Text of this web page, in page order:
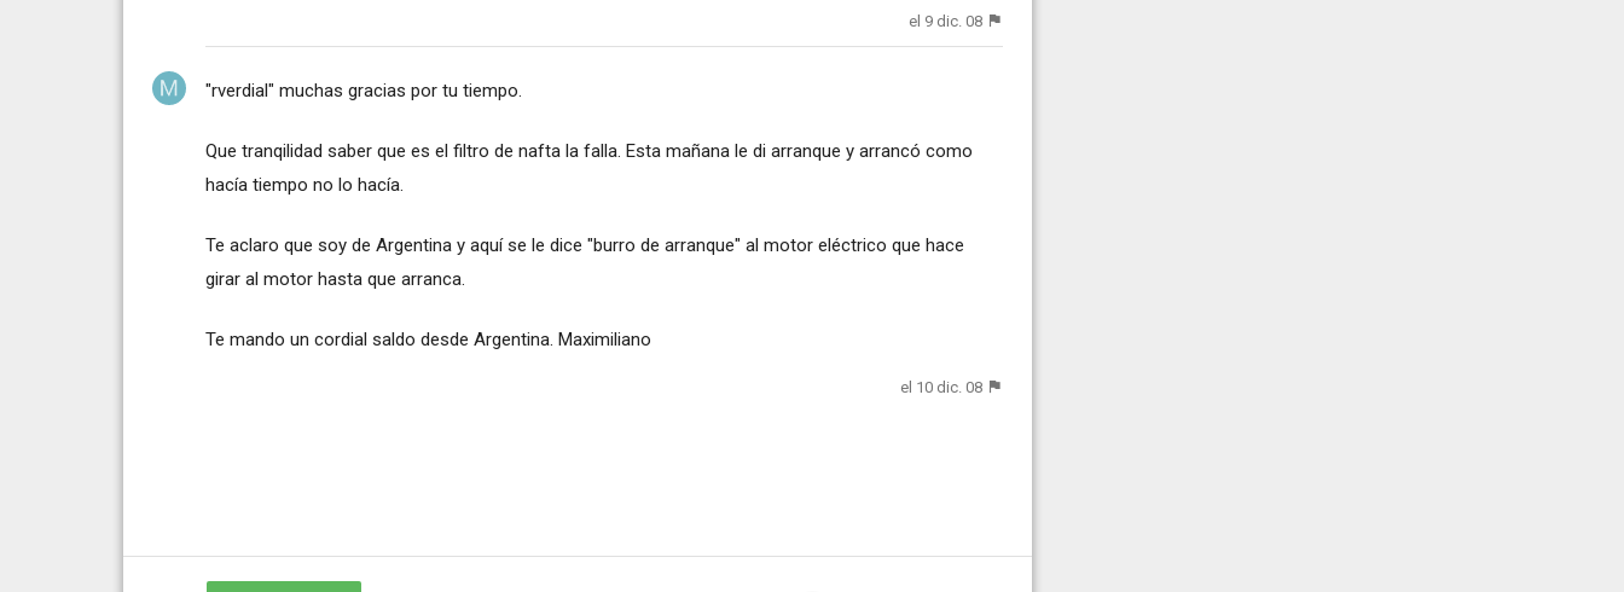
el 9 dic. 08
"rverdial" muchas gracias por tu tiempo.
Que tranqilidad saber que es el filtro de nafta la falla. Esta mañana le di arranque y arrancó como
hacía tiempo no lo hacía.
Te aclaro que soy de Argentina y aquí se le dice "burro de arranque" al motor eléctrico que hace
girar al motor hasta que arranca.
Te mando un cordial saldo desde Argentina. Maximiliano
el 10 dic. 08